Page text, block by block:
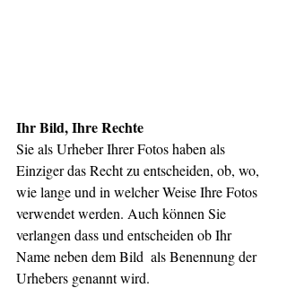
Ihr Bild, Ihre Rechte
Sie als Urheber Ihrer Fotos haben als
Einziger das Recht zu entscheiden, ob, wo,
wie lange und in welcher Weise Ihre Fotos
verwendet werden. Auch können Sie
verlangen dass und entscheiden ob Ihr
Name neben dem Bild  als Benennung der
Urhebers genannt wird.